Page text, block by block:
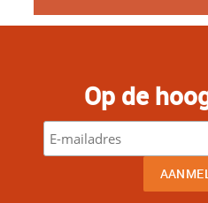
Op de